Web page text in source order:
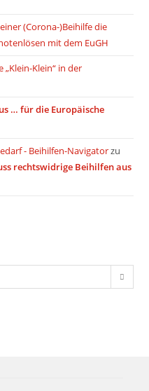
(Corona-)Beihilfe die
mit dem EuGH
„Klein-Klein“ in der
… für die Europäische
- Beihilfen-Navigatorzu
rechtswidrige Beihilfen aus